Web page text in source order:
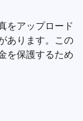
をアップロード
あります。この
を保護するため